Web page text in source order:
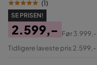
(1)
SE PRISEN!
Pris
2.599,-
Original
Før3.999,-
Tidligere laveste pris 2.599,-